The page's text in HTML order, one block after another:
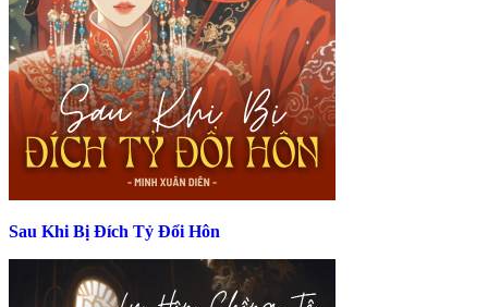
Sau Khi Bị Đích Tỷ Đổi Hôn